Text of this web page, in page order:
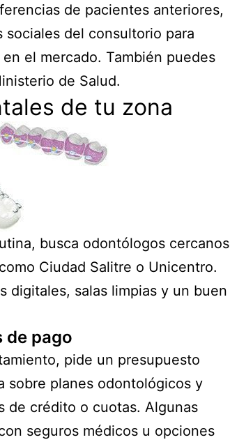
de pacientes anteriores,
del consultorio para
el mercado. También puedes
de Salud.
de tu zona
busca odontólogos cercanos
Ciudad Salitre o Unicentro.
digitales, salas limpias y un buen
de pago
pide un presupuesto
sobre planes odontológicos y
de crédito o cuotas. Algunas
seguros médicos u opciones